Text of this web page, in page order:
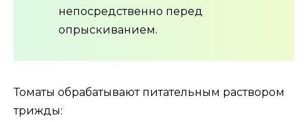
непосредственно перед
опрыскиванием.
Томаты обрабатывают питательным раствором
трижды: